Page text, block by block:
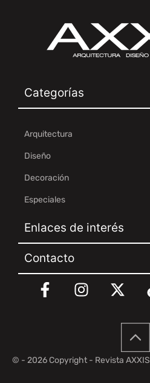
Categorías
Arquitectura
Diseño
Decoración
Especiales
Enlaces de interés
Contacto
© - 2026 Copyright - Revista AXXIS